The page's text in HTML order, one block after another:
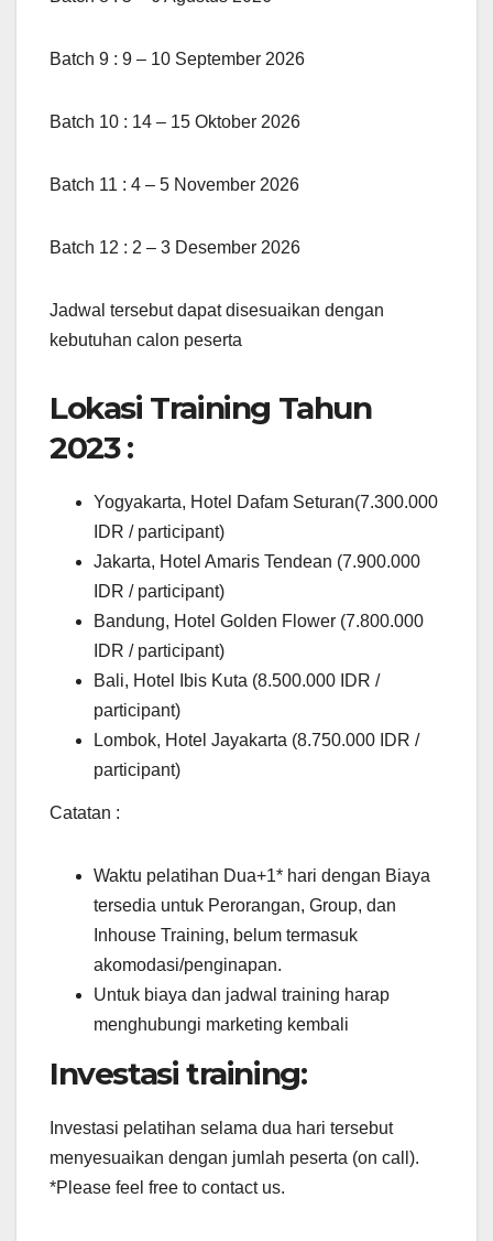
Batch 9 : 9 – 10 September 2026
Batch 10 : 14 – 15 Oktober 2026
Batch 11 : 4 – 5 November 2026
Batch 12 : 2 – 3 Desember 2026
Jadwal tersebut dapat disesuaikan dengan
kebutuhan calon peserta
Lokasi Training Tahun
2023 :
Yogyakarta, Hotel Dafam Seturan(7.300.000
IDR / participant)
Jakarta, Hotel Amaris Tendean (7.900.000
IDR / participant)
Bandung, Hotel Golden Flower (7.800.000
IDR / participant)
Bali, Hotel Ibis Kuta (8.500.000 IDR /
participant)
Lombok, Hotel Jayakarta (8.750.000 IDR /
participant)
Catatan :
Waktu pelatihan Dua+1* hari dengan Biaya
tersedia untuk Perorangan, Group, dan
Inhouse Training, belum termasuk
akomodasi/penginapan.
Untuk biaya dan jadwal training harap
menghubungi marketing kembali
Investasi training:
Investasi pelatihan selama dua hari tersebut
menyesuaikan dengan jumlah peserta (on call).
*Please feel free to contact us.